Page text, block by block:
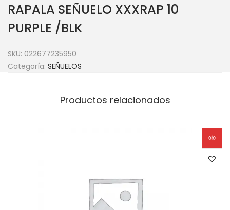
RAPALA SEÑUELO XXXRAP 10
PURPLE /BLK
SKU: 022677235950
Categoría: SEÑUELOS
Productos relacionados